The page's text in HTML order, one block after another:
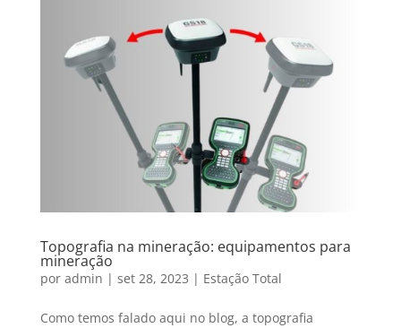
Topografia na mineração: equipamentos para
mineração
por admin | set 28, 2023 | Estação Total
Como temos falado aqui no blog, a topografia